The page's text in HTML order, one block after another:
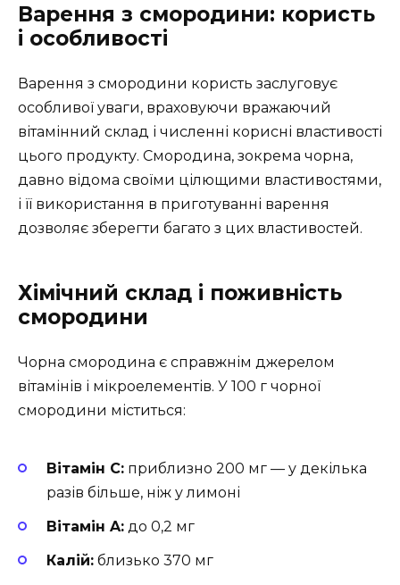
Варення з смородини: користь
і особливості
Варення з смородини користь заслуговує
особливої уваги, враховуючи вражаючий
вітамінний склад і численні корисні властивості
цього продукту. Смородина, зокрема чорна,
давно відома своїми цілющими властивостями,
і її використання в приготуванні варення
дозволяє зберегти багато з цих властивостей.
Хімічний склад і поживність
смородини
Чорна смородина є справжнім джерелом
вітамінів і мікроелементів. У 100 г чорної
смородини міститься:
Вітамін C: приблизно 200 мг — у декілька
разів більше, ніж у лимоні
Вітамін A: до 0,2 мг
Калій: близько 370 мг